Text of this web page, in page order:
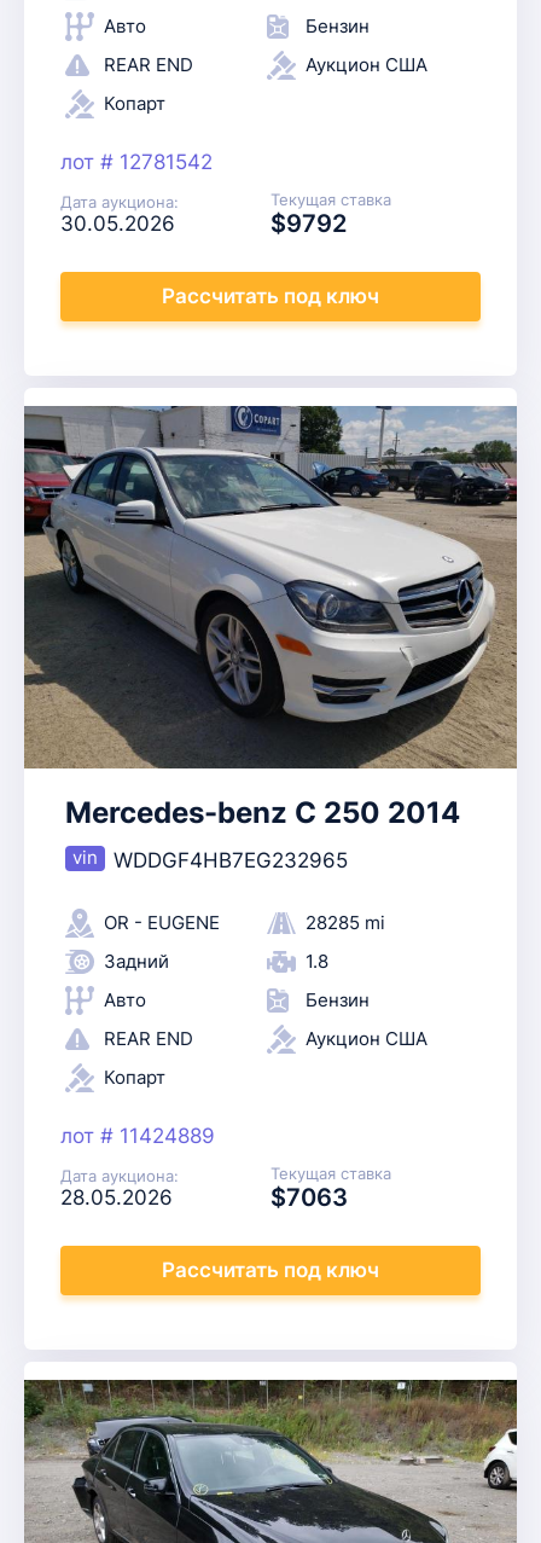
Авто
Бензин
REAR END
Аукцион США
Копарт
лот # 12781542
Дата аукциона:
30.05.2026
Текущая ставка
$9792
Рассчитать под ключ
Mercedes-benz C 250 2014
WDDGF4HB7EG232965
OR - EUGENE
28285 mi
Задний
1.8
Авто
Бензин
REAR END
Аукцион США
Копарт
лот # 11424889
Дата аукциона:
28.05.2026
Текущая ставка
$7063
Рассчитать под ключ